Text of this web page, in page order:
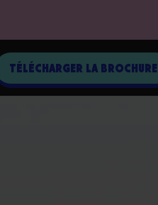
TÉLÉCHARGER LA BROCHURE